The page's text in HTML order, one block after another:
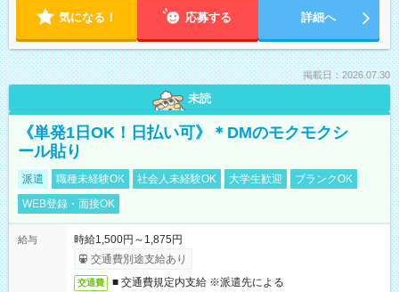
気になる！ 応募する 詳細へ
掲載日：2026.07.30
未読
《単発1日OK！日払い可》＊DMのモクモクシ
ール貼り
派遣 職種未経験OK 社会人未経験OK 大学生歓迎
ブランクOK
WEB登録・面接OK
給与
時給1,500円～1,875円
交通費別途支給あり
交通費 ■ 交通費規定内支給 ※派遣先による